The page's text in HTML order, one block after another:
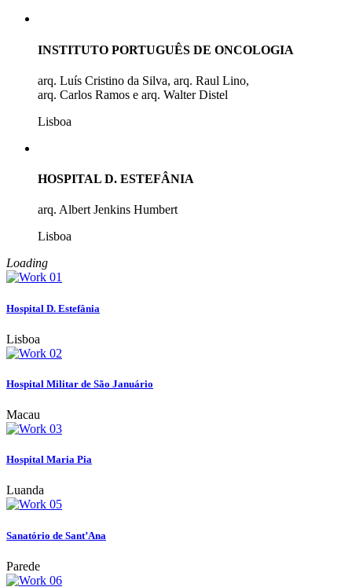
INSTITUTO PORTUGUÊS DE ONCOLOGIA
arq. Luís Cristino da Silva, arq. Raul Lino,
arq. Carlos Ramos e arq. Walter Distel
Lisboa
HOSPITAL D. ESTEFÂNIA
arq. Albert Jenkins Humbert
Lisboa
Loading
Hospital D. Estefânia
Lisboa
Hospital Militar de São Januário
Macau
Hospital Maria Pia
Luanda
Sanatório de Sant’Ana
Parede